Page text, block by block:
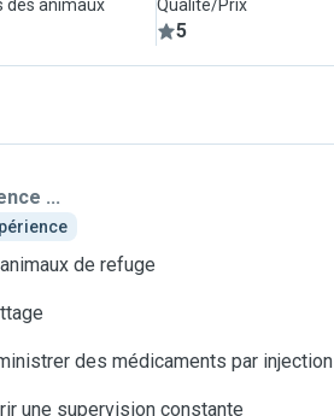
des animaux Qualité/Prix
5
...
de refuge
des médicaments par injection
une supervision constante